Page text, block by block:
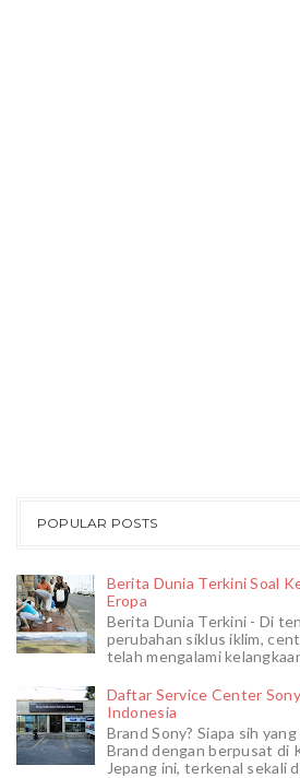
POPULAR POSTS
Berita Dunia Terkini Soal
Eropa
Berita Dunia Terkini - Di
perubahan siklus iklim,
telah mengalami
Daftar Service Center
Indonesia
Brand Sony? Siapa sih
Brand dengan berpusat di
Jepang ini, terkenal sekali